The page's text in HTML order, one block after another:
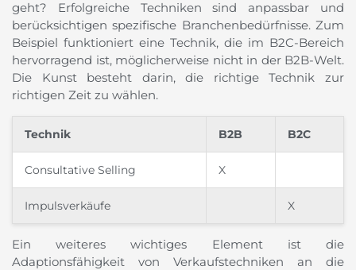
geht? Erfolgreiche Techniken sind anpassbar und
berücksichtigen spezifische Branchenbedürfnisse. Zum
Beispiel funktioniert eine Technik, die im B2C-Bereich
hervorragend ist, möglicherweise nicht in der B2B-Welt.
Die Kunst besteht darin, die richtige Technik zur
richtigen Zeit zu wählen.
Technik B2B B2C
Consultative Selling X
Impulsverkäufe X
Ein weiteres wichtiges Element ist die
Adaptionsfähigkeit von Verkaufstechniken an die